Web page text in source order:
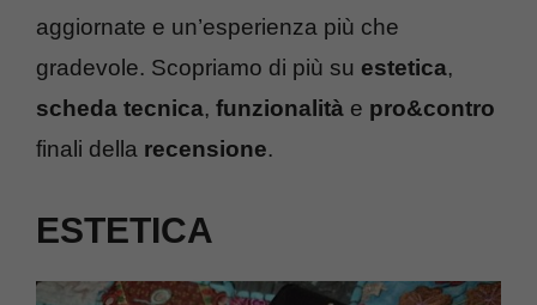
aggiornate e un’esperienza più che
gradevole. Scopriamo di più su estetica,
scheda tecnica, funzionalità e pro&contro
finali della recensione.
ESTETICA